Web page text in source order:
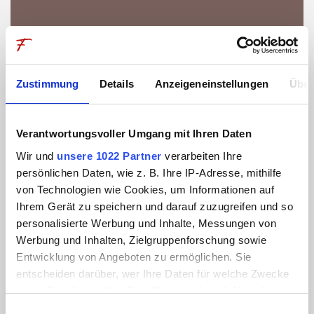
Zustimmung Details Anzeigeneinstellungen
Verantwortungsvoller Umgang mit Ihren Daten
Wir und unsere 1022 Partner verarbeiten Ihre
persönlichen Daten, wie z. B. Ihre IP-Adresse, mithilfe
von Technologien wie Cookies, um Informationen auf
Ihrem Gerät zu speichern und darauf zuzugreifen und so
personalisierte Werbung und Inhalte, Messungen von
Werbung und Inhalten, Zielgruppenforschung sowie
Entwicklung von Angeboten zu ermöglichen. Sie
entscheiden darüber, wer Ihre Daten für welche Zwecke
nutzt. Sie können Ihre Einwilligung jederzeit über die
Zeit bei Freunden
HERBSTZEIT
Eine Woche Allgäu - so wie sie sein soll.